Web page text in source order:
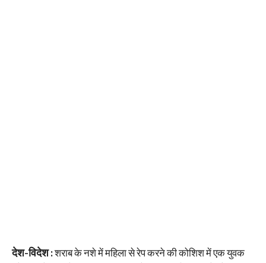
देश-विदेश :शराब के नशे में महिला से रेप करने की कोशिश में एक युवक